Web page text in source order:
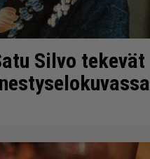
Silvo tekevät